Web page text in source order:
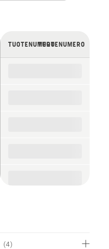
TUOTENUMEROTUOTENUMERO
(4)